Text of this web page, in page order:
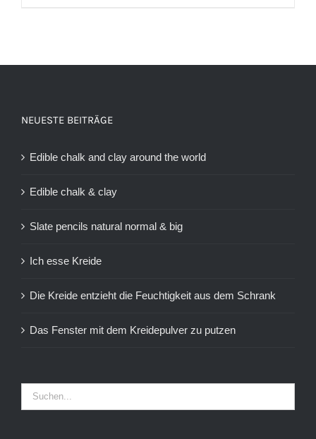
NEUESTE BEITRÄGE
Edible chalk and clay around the world
Edible chalk & clay
Slate pencils natural normal & big
Ich esse Kreide
Die Kreide entzieht die Feuchtigkeit aus dem Schrank
Das Fenster mit dem Kreidepulver zu putzen